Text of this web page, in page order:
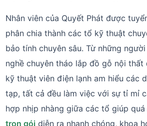
Nhân viên của Quyết Phát được
phân chia thành các tổ kỹ thuật
bảo tính chuyên sâu. Từ những
nghề chuyên tháo lắp đồ gỗ nội thất
kỹ thuật viên điện lạnh am hiểu các
tạp, tất cả đều làm việc với sự tỉ mỉ
hợp nhịp nhàng giữa các tổ giúp
trọn gói diễn ra nhanh chóng, khoa